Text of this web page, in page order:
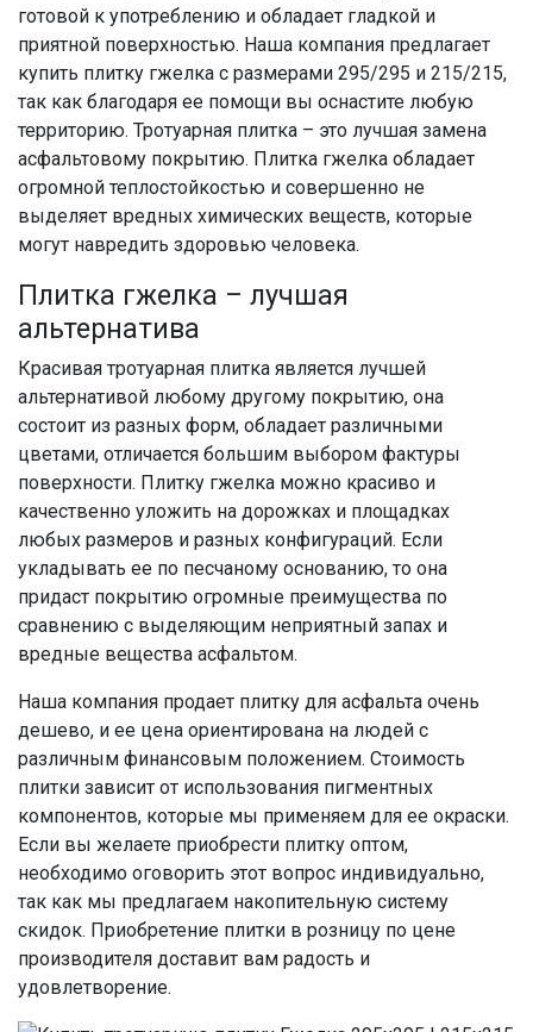
готовой к употреблению и обладает гладкой и
приятной поверхностью. Наша компания предлагает
купить плитку гжелка с размерами 295/295 и 215/215,
так как благодаря ее помощи вы оснастите любую
территорию. Тротуарная плитка – это лучшая замена
асфальтовому покрытию. Плитка гжелка обладает
огромной теплостойкостью и совершенно не
выделяет вредных химических веществ, которые
могут навредить здоровью человека.
Плитка гжелка – лучшая
альтернатива
Красивая тротуарная плитка является лучшей
альтернативой любому другому покрытию, она
состоит из разных форм, обладает различными
цветами, отличается большим выбором фактуры
поверхности. Плитку гжелка можно красиво и
качественно уложить на дорожках и площадках
любых размеров и разных конфигураций. Если
укладывать ее по песчаному основанию, то она
придаст покрытию огромные преимущества по
сравнению с выделяющим неприятный запах и
вредные вещества асфальтом.
Наша компания продает плитку для асфальта очень
дешево, и ее цена ориентирована на людей с
различным финансовым положением. Стоимость
плитки зависит от использования пигментных
компонентов, которые мы применяем для ее окраски.
Если вы желаете приобрести плитку оптом,
необходимо оговорить этот вопрос индивидуально,
так как мы предлагаем накопительную систему
скидок. Приобретение плитки в розницу по цене
производителя доставит вам радость и
удовлетворение.